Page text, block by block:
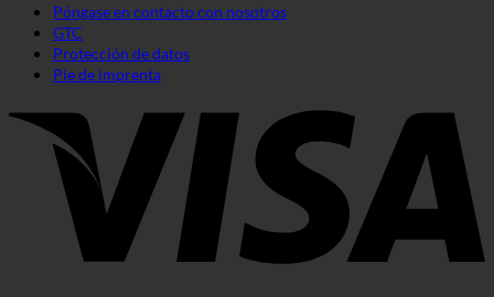
Póngase en contacto con nosotros
GTC
Protección de datos
Pie de imprenta